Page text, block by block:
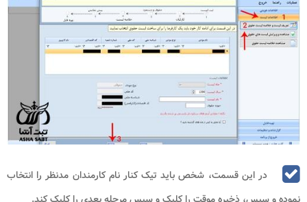
در این قسمت، شخص باید تیک کنار نام کارمندان مدنظر را انتخاب